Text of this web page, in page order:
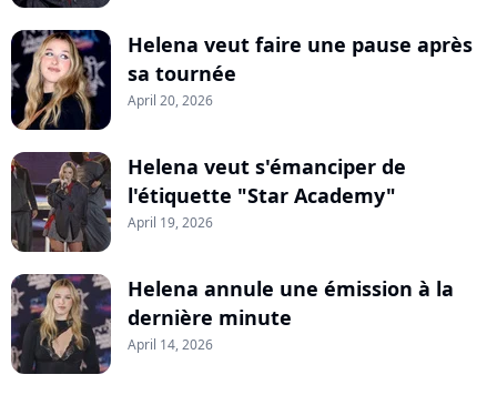
Helena veut faire une pause après
sa tournée
April 20, 2026
Helena veut s'émanciper de
l'étiquette "Star Academy"
April 19, 2026
Helena annule une émission à la
dernière minute
April 14, 2026